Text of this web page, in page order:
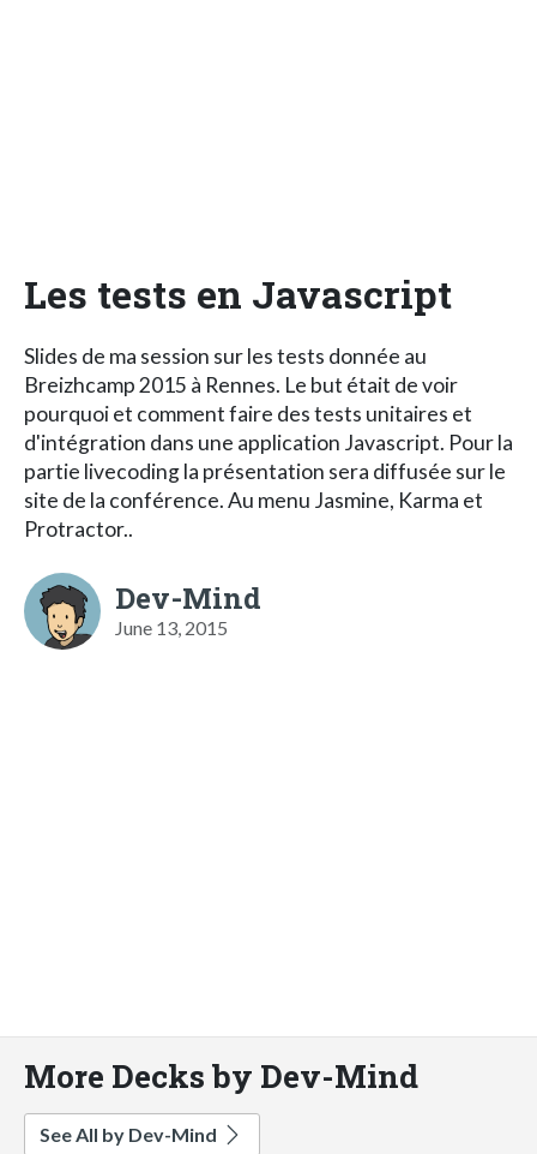
Les tests en Javascript
Slides de ma session sur les tests donnée au
Breizhcamp 2015 à Rennes. Le but était de voir
pourquoi et comment faire des tests unitaires et
d'intégration dans une application Javascript. Pour la
partie livecoding la présentation sera diffusée sur le
site de la conférence. Au menu Jasmine, Karma et
Protractor..
Dev-Mind
June 13, 2015
More Decks by Dev-Mind
See All by Dev-Mind